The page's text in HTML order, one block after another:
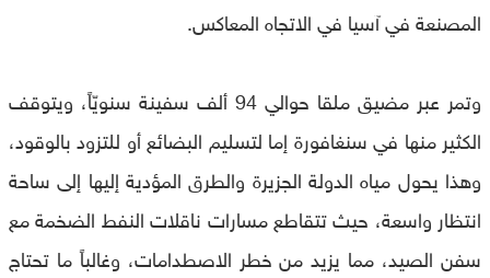
المصنعة في آسيا في الاتجاه المعاكس.
وتمر عبر مضيق ملقا حوالي 94 ألف سفينة سنويّاً، ويتوقف
الكثير منها في سنغافورة إما لتسليم البضائع أو للتزود بالوقود،
وهذا يحول مياه الدولة الجزيرة والطرق المؤدية إليها إلى ساحة
انتظار واسعة، حيث تتقاطع مسارات ناقلات النفط الضخمة مع
سفن الصيد، مما يزيد من خطر الاصطدامات، وغالباً ما تحتاج